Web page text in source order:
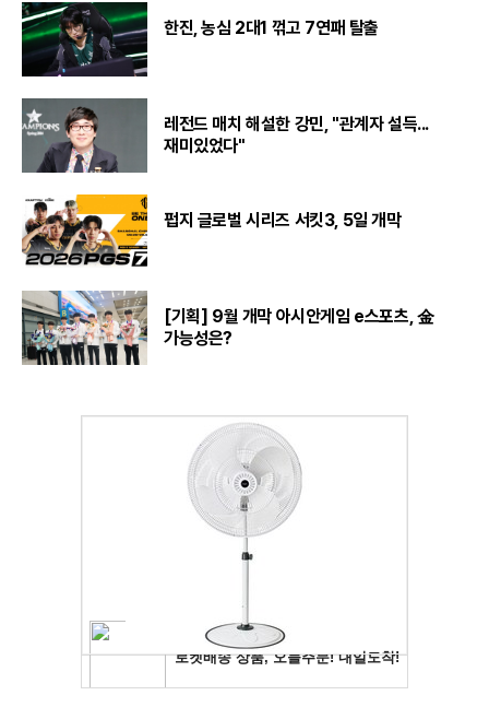
한진, 농심 2대1 꺾고 7연패 탈출
레전드 매치 해설한 강민, "관계자 설득...
재미있었다"
펍지 글로벌 시리즈 서킷3, 5일 개막
[기획] 9월 개막 아시안게임 e스포츠, 金
가능성은?